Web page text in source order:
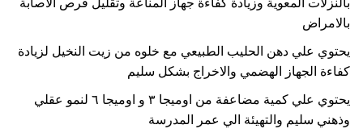
بالامراض
يحتوي علي دهن الحليب الطبيعي مع خلوه من زيت النخيل لزيادة
كفاءة الجهاز الهضمي والاخراج بشكل سليم
يحتوي علي كمية مضاعفة من اوميجا ٣ و اوميجا ٦ لنمو عقلي
وذهني سليم والتهيئة الي عمر المدرسة